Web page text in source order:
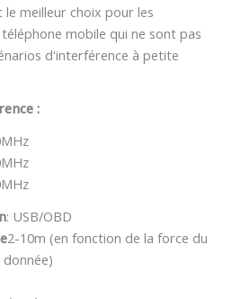
le meilleur choix pour les
mobile qui ne sont pas
d'interférence à petite
:
: USB/OBD
2-10m (en fonction de la force du
donnée)